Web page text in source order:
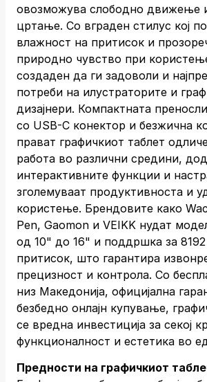
овозможува слободно движење
цртање. Со вграден стилус кој
влажност на притисок и
природно чувство при
создаден да ги задоволи и
потреби на илустраторите и
дизајнери. Компактната
со USB-C конектор и безжична
прават графичкиот таблет
работа во различни средини,
интерактивните функции и
зголемуваат продуктивноста и
користење. Брендовите како
Pen, Gaomon и VEIKK нудат
од 10" до 16" и поддршка за
притисок, што гарантира
прецизност и контрола. Со
низ Македонија, официјална
безбедно онлајн купување,
се вредна инвестиција за секој
функционалност и естетика во
Предности на графичкиот